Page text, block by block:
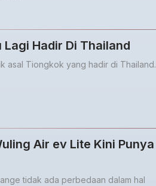
Lagi Hadir Di Thailand
asal Tiongkok yang hadir di Thailand.
Air ev Lite Kini Punya
tidak ada perbedaan dalam hal